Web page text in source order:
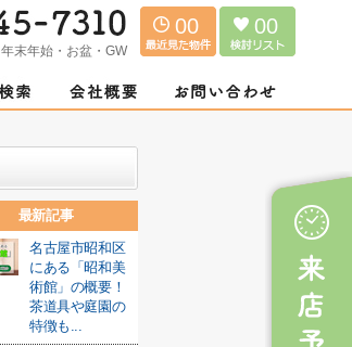
年末年始・お盆・GW
00 00
最新記事
名古屋市昭和区
にある「昭和美
術館」の概要！
茶道具や庭園の
特徴も...